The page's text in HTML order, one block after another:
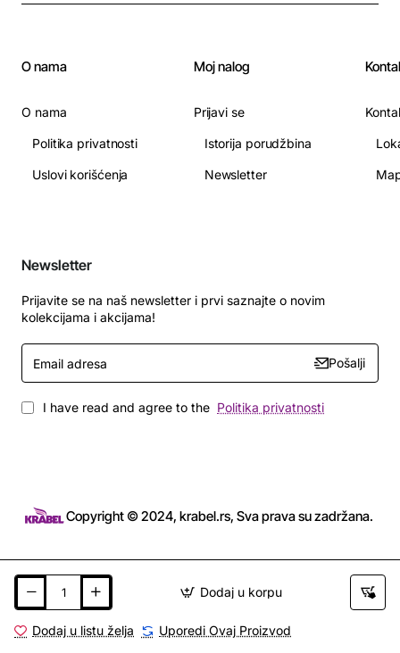
Dodaj u korpu
Dodaj u listu želja Uporedi Ovaj Proizvod
O nama
O nama
Politika privatnosti
Uslovi korišćenja
Moj nalog
Prijavi se
Istorija porudžbina
Newsletter
Newsletter
Prijavite se na naš newsletter i prvi saznajte o novim
kolekcijama i akcijama!
Email
adresa
Pošalji
I have read and agree to the Politika privatnosti
Copyright © 2024, krabel.rs, Sva prava su zadržana.